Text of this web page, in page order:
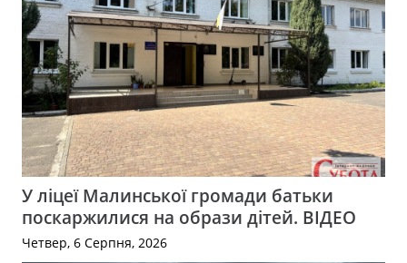
У ліцеї Малинської громади батьки
поскаржилися на образи дітей. ВІДЕО
Четвер, 6 Серпня, 2026